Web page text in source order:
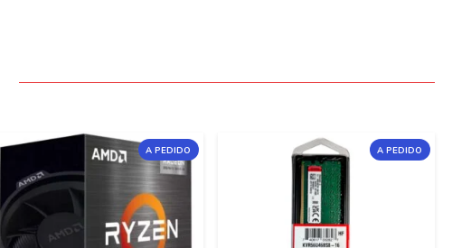
A PEDIDO A PEDIDO